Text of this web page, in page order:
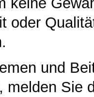
oder
und
melden Sie